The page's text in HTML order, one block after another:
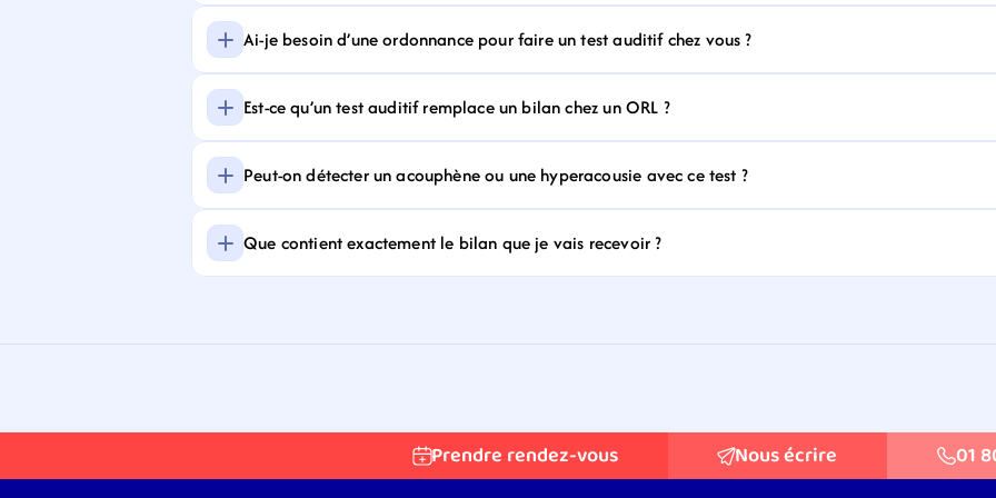
Ai-je besoin d’une ordonnance pour faire un test auditif chez vous ?
Est-ce qu’un test auditif remplace un bilan chez un ORL ?
Peut-on détecter un acouphène ou une hyperacousie avec ce test ?
Que contient exactement le bilan que je vais recevoir ?
Prendre rendez-vous Nous écrire 01